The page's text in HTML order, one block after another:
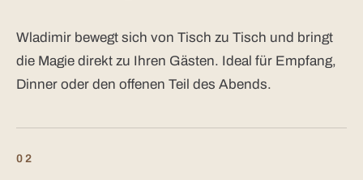
Wladimir bewegt sich von Tisch zu Tisch und bringt
die Magie direkt zu Ihren Gästen. Ideal für Empfang,
Dinner oder den offenen Teil des Abends.
02